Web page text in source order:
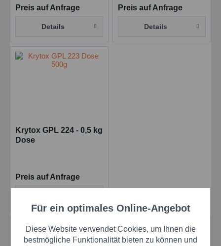
Preis auf Anfrage
Details
Preis auf Anfrage
Details
Krytox GPL 224 - 0,5 kg
Dose
Preis auf Anfrage
Eigenschaften:
Funktionale Aktiv
Marketing Aktiv
Für ein optimales Online-Angebot
Diese Website verwendet Cookies, um Ihnen die
bestmögliche Funktionalität bieten zu können und